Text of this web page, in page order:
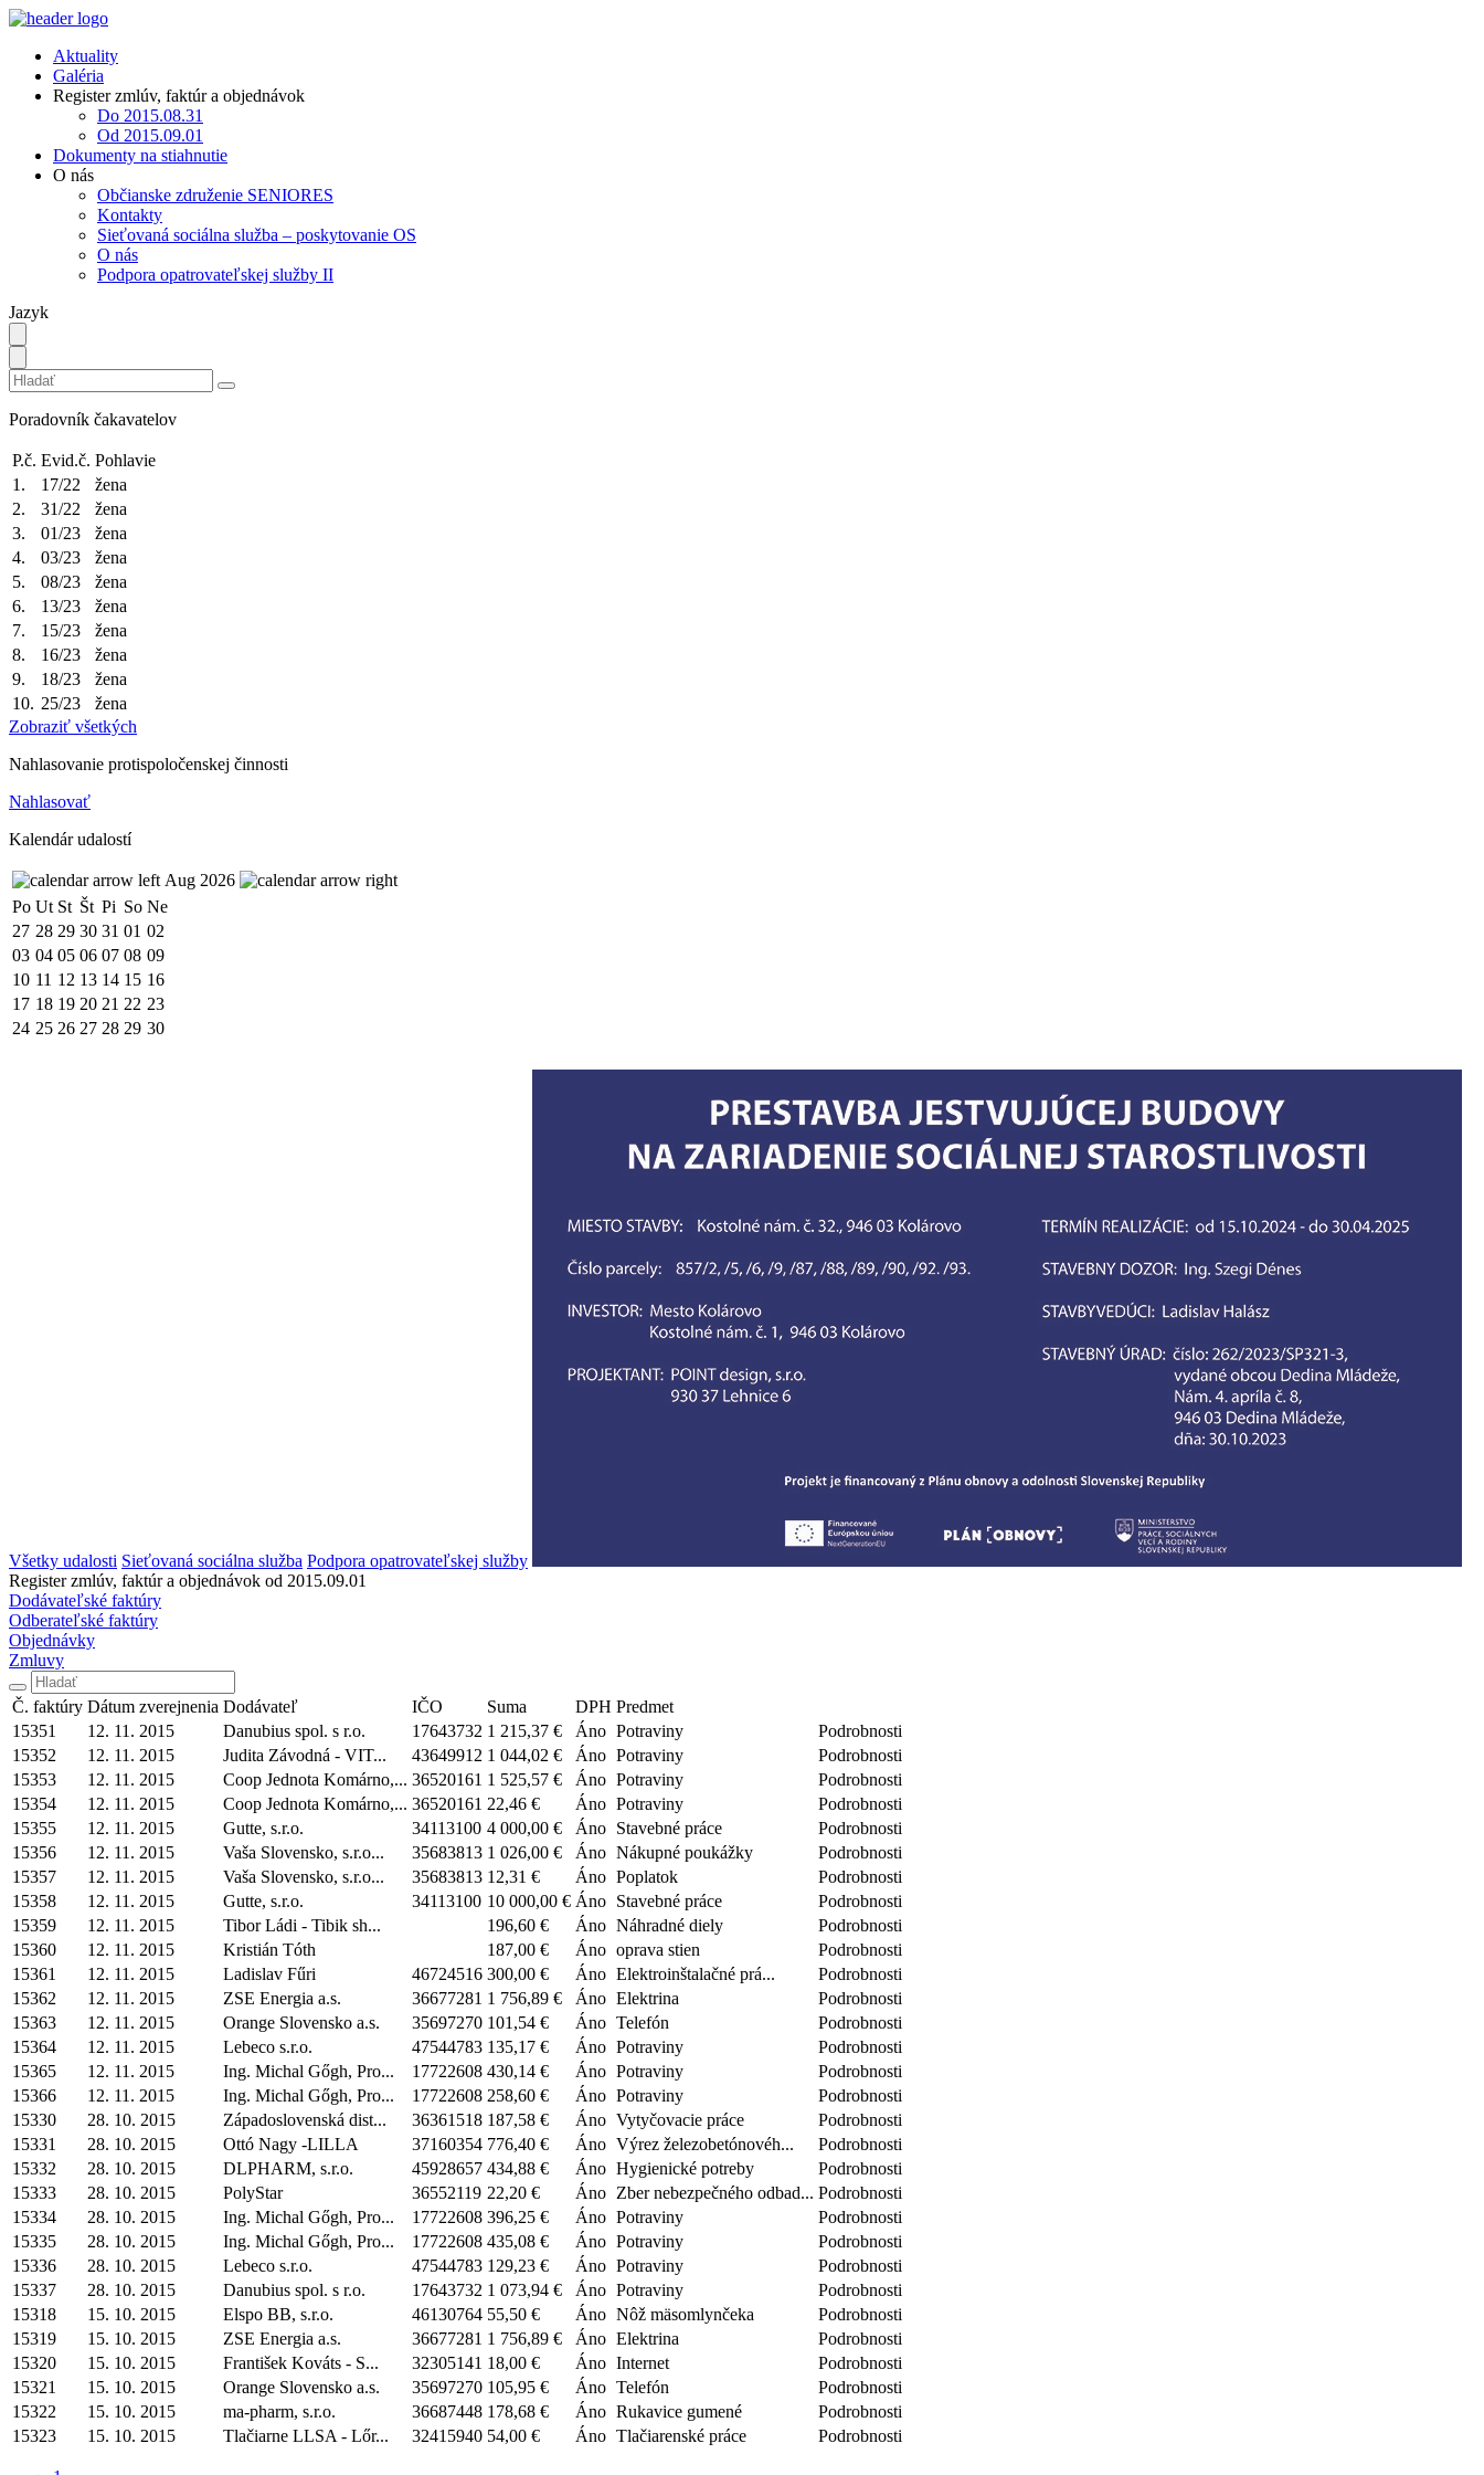
Aktuality
Galéria
Register zmlúv, faktúr a objednávok
Do 2015.08.31
Od 2015.09.01
Dokumenty na stiahnutie
O nás
Občianske združenie SENIORES
Kontakty
Sieťovaná sociálna služba – poskytovanie OS
O nás
Podpora opatrovateľskej služby II
Jazyk
Poradovník čakavatelov
P.č. Evid.č. Pohlavie
1.
17/22
žena
2.
31/22
žena
3.
01/23
žena
4.
03/23
žena
5.
08/23
žena
6.
13/23
žena
7.
15/23
žena
8.
16/23
žena
9.
18/23
žena
10. 25/23
žena
Zobraziť všetkých
Nahlasovanie protispoločenskej činnosti
Nahlasovať
Kalendár udalostí
Aug 2026
Po Ut St Št Pi So Ne
27 28 29 30 31 01 02
03 04 05 06 07 08 09
10 11 12 13 14 15 16
17 18 19 20 21 22 23
24 25 26 27 28 29 30
Všetky udalosti Sieťovaná sociálna služba Podpora opatrovateľskej služby
Register zmlúv, faktúr a objednávok od 2015.09.01
Dodávateľské faktúry
Odberateľské faktúry
Objednávky
Zmluvy
Č. faktúry Dátum zverejnenia Dodávateľ IČO Suma DPH Predmet
15351
12. 11. 2015 Danubius spol. s r.o. 17643732 1 215,37 € Áno Potraviny
Podrobnosti
15352
12. 11. 2015 Judita Závodná - VIT... 43649912 1 044,02 € Áno Potraviny
Podrobnosti
15353
12. 11. 2015 Coop Jednota Komárno,... 36520161 1 525,57 € Áno Potraviny
Podrobnosti
15354
12. 11. 2015 Coop Jednota Komárno,... 36520161 22,46 € Áno Potraviny
Podrobnosti
15355
12. 11. 2015 Gutte, s.r.o. 34113100 4 000,00 € Áno Stavebné práce
Podrobnosti
15356
12. 11. 2015 Vaša Slovensko, s.r.o... 35683813 1 026,00 € Áno Nákupné poukážky
Podrobnosti
15357
12. 11. 2015 Vaša Slovensko, s.r.o... 35683813 12,31 € Áno Poplatok
Podrobnosti
15358
12. 11. 2015 Gutte, s.r.o. 34113100 10 000,00 € Áno Stavebné práce
Podrobnosti
15359
12. 11. 2015 Tibor Ládi - Tibik sh... 196,60 € Áno Náhradné diely
Podrobnosti
15360
12. 11. 2015 Kristián Tóth 187,00 € Áno oprava stien
Podrobnosti
15361
12. 11. 2015 Ladislav Fűri 46724516 300,00 € Áno Elektroinštalačné prá...
Podrobnosti
15362
12. 11. 2015 ZSE Energia a.s. 36677281 1 756,89 € Áno Elektrina
Podrobnosti
15363
12. 11. 2015 Orange Slovensko a.s. 35697270 101,54 € Áno Telefón
Podrobnosti
15364
12. 11. 2015 Lebeco s.r.o. 47544783 135,17 € Áno Potraviny
Podrobnosti
15365
12. 11. 2015 Ing. Michal Gőgh, Pro... 17722608 430,14 € Áno Potraviny
Podrobnosti
15366
12. 11. 2015 Ing. Michal Gőgh, Pro... 17722608 258,60 € Áno Potraviny
Podrobnosti
15330
28. 10. 2015 Západoslovenská dist... 36361518 187,58 € Áno Vytyčovacie práce
Podrobnosti
15331
28. 10. 2015 Ottó Nagy -LILLA 37160354 776,40 € Áno Výrez železobetónovéh...
Podrobnosti
15332
28. 10. 2015 DLPHARM, s.r.o. 45928657 434,88 € Áno Hygienické potreby
Podrobnosti
15333
28. 10. 2015 PolyStar 36552119 22,20 € Áno Zber nebezpečného odbad... Podrobnosti
15334
28. 10. 2015 Ing. Michal Gőgh, Pro... 17722608 396,25 € Áno Potraviny
Podrobnosti
15335
28. 10. 2015 Ing. Michal Gőgh, Pro... 17722608 435,08 € Áno Potraviny
Podrobnosti
15336
28. 10. 2015 Lebeco s.r.o. 47544783 129,23 € Áno Potraviny
Podrobnosti
15337
28. 10. 2015 Danubius spol. s r.o. 17643732 1 073,94 € Áno Potraviny
Podrobnosti
15318
15. 10. 2015 Elspo BB, s.r.o. 46130764 55,50 € Áno Nôž mäsomlynčeka
Podrobnosti
15319
15. 10. 2015 ZSE Energia a.s. 36677281 1 756,89 € Áno Elektrina
Podrobnosti
15320
15. 10. 2015 František Kováts - S... 32305141 18,00 € Áno Internet
Podrobnosti
15321
15. 10. 2015 Orange Slovensko a.s. 35697270 105,95 € Áno Telefón
Podrobnosti
15322
15. 10. 2015 ma-pharm, s.r.o. 36687448 178,68 € Áno Rukavice gumené
Podrobnosti
15323
15. 10. 2015 Tlačiarne LLSA - Lőr... 32415940 54,00 € Áno Tlačiarenské práce Podrobnosti